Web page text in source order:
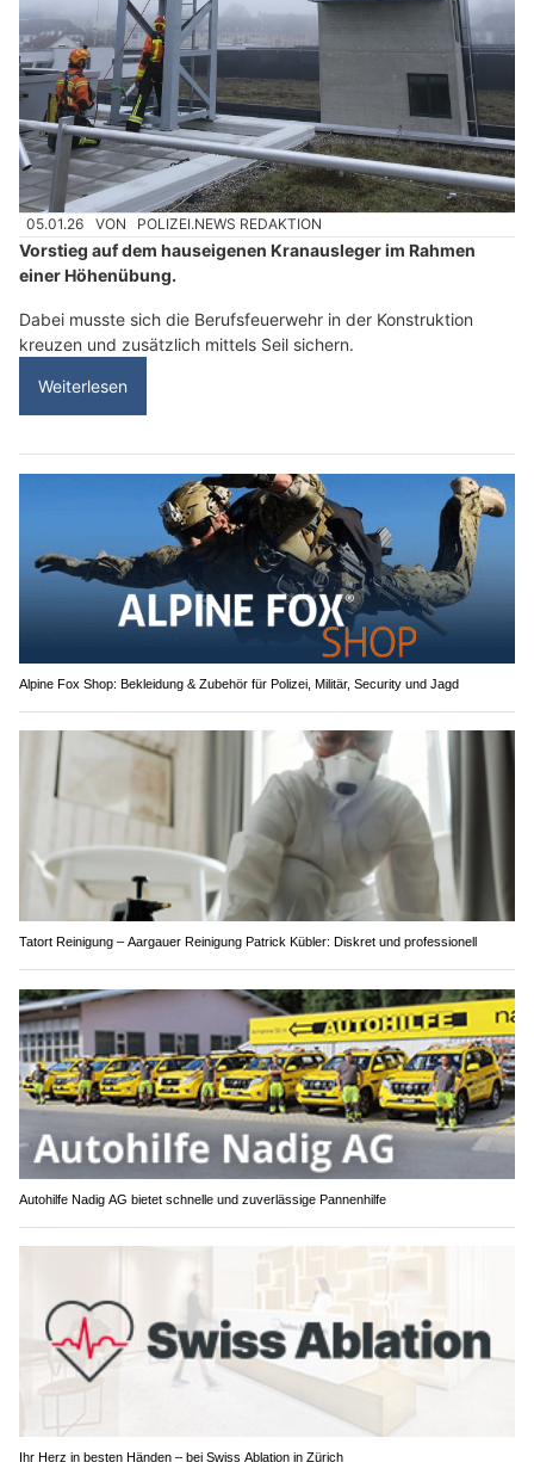
05.01.26 VON POLIZEI.NEWS REDAKTION
Vorstieg auf dem hauseigenen Kranausleger im Rahmen
einer Höhenübung.
Dabei musste sich die Berufsfeuerwehr in der Konstruktion
kreuzen und zusätzlich mittels Seil sichern.
Weiterlesen
Alpine Fox Shop: Bekleidung & Zubehör für Polizei, Militär, Security und Jagd
Tatort Reinigung – Aargauer Reinigung Patrick Kübler: Diskret und professionell
Autohilfe Nadig AG bietet schnelle und zuverlässige Pannenhilfe
Ihr Herz in besten Händen – bei Swiss Ablation in Zürich